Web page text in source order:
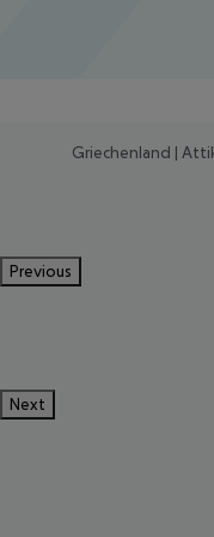
Griechenland |
Previous
Next